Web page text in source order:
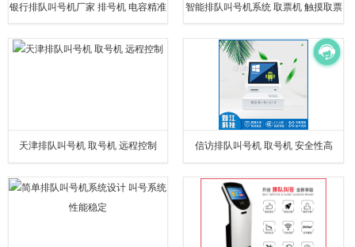
银行排队叫号机厂家 排号机 电容精准 智能排队叫号机系统 取票机 触摸取票
天津排队叫号机 取号机 远程控制 信访排队叫号机 取号机 安全性高